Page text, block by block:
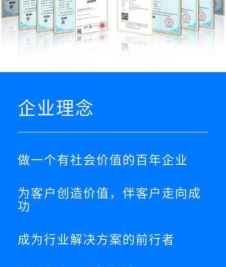
企业理念
做一个有社会价值的百年企业
为客户创造价值，伴客户走向成
功
成为行业解决方案的前行者